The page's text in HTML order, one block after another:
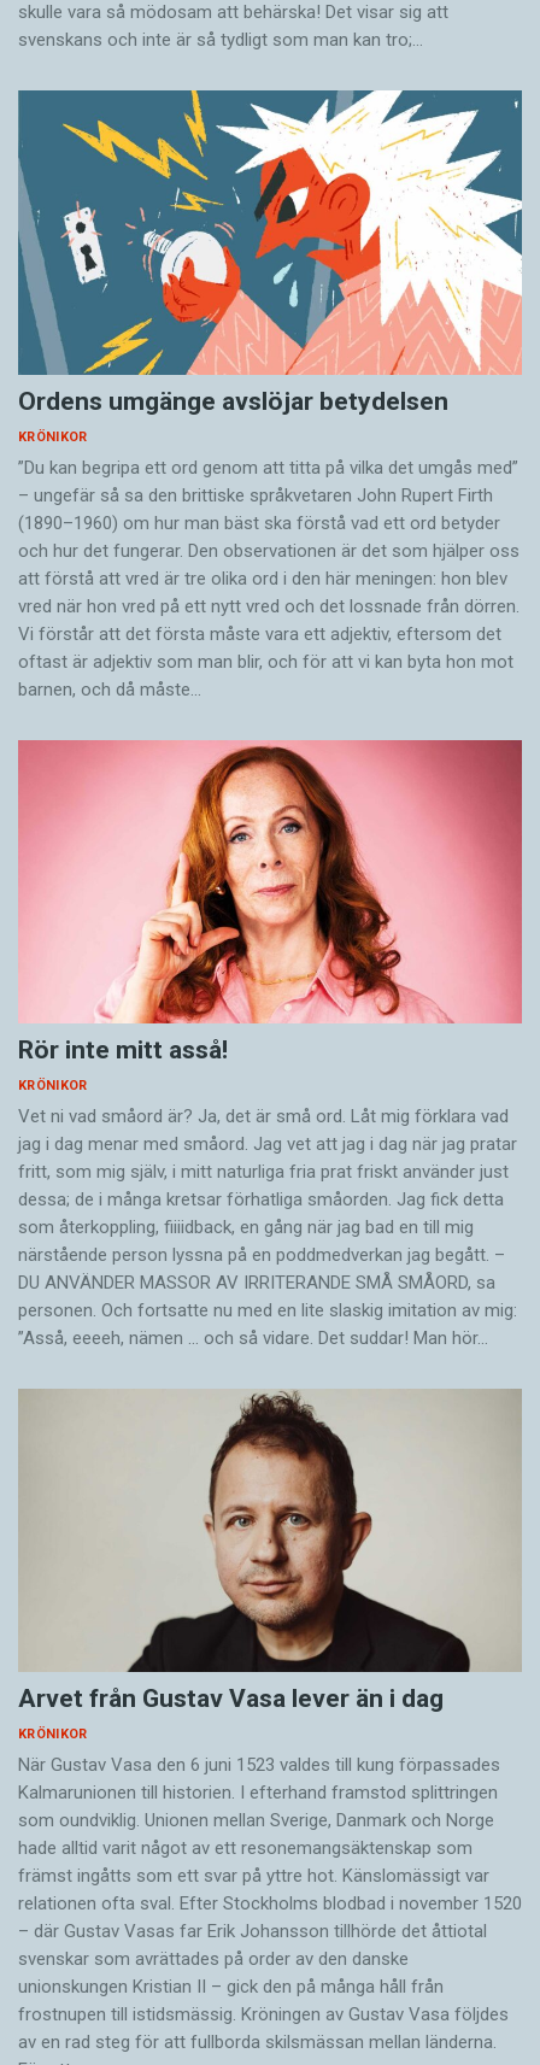
skulle vara så mödosam att behärska! Det visar sig att
svenskans och inte är så tydligt som man kan tro;…
Ordens umgänge avslöjar betydelsen
KRÖNIKOR
”Du kan begripa ett ord genom att titta på vilka det umgås med”
– ungefär så sa den brittiske språkvetaren John Rupert Firth
(1890–1960) om hur man bäst ska förstå vad ett ord betyder
och hur det fungerar. Den ­observationen är det som hjälper oss
att förstå att vred är tre olika ord i den här meningen: hon blev
vred när hon vred på ett nytt vred och det lossnade från dörren.
Vi förstår att det första måste vara ett adjektiv, eftersom det
oftast är adjektiv som man blir, och för att vi kan byta hon mot
barnen, och då måste…
Rör inte mitt asså!
KRÖNIKOR
Vet ni vad småord är? Ja, det är små ord. Låt mig förklara vad
jag i dag menar med småord. Jag vet att jag i dag när jag pratar
fritt, som mig själv, i mitt naturliga fria prat friskt använder just
dessa; de i många kretsar förhatliga småorden. Jag fick detta
som återkoppling, fiiiidback, en gång när jag bad en till mig
närstående person lyssna på en poddmedverkan jag begått. –
DU ANVÄNDER MASSOR AV IRRITERANDE SMÅ SMÅORD, sa
personen. Och fortsatte nu med en lite slaskig imitation av mig:
”Asså, eeeeh, nämen … och så vidare. Det suddar! Man hör…
Arvet från Gustav Vasa lever än i dag
KRÖNIKOR
När Gustav Vasa den 6 juni 1523 ­valdes till kung förpassades
Kalmar­unionen till historien. I efterhand framstod splittringen
som ound­viklig. ­Unionen ­mellan Sverige, Danmark och ­Norge
hade alltid varit något av ett resonemangs­äkten­skap som
främst ingåtts som ett svar på yttre hot. ­Känslomässigt var
rela­tionen ofta sval. Efter Stockholms blodbad i novem­ber 1520
– där Gustav ­Vasas far Erik ­Johans­son tillhörde det åttiotal
svenskar som avrättades på order av den danske
unionskungen Kristian II – gick den på många håll från
frostnupen till istidsmässig. Kröningen av Gustav Vasa följdes
av en rad steg för att fullborda skilsmässan mellan länderna.